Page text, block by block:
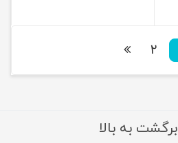
2
برگشت به بالا